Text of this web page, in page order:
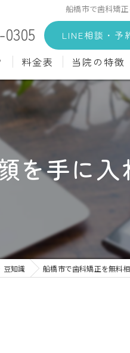
船橋市で歯科矯
LINE相談・予
予防歯科
入れ歯(義歯)
歯周病治療
歯科検診
親知らず
子どもの矯正
料金表
材料詳細
自費診療料金
当院の特徴
マウスピース
インプラント
クリーニング
施設基準
を手に
豆知識 船橋市で歯科矯正を無料